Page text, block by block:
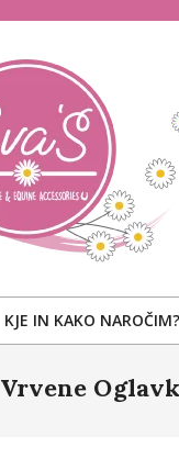
KJE IN KAKO NAROČIM?
Vrvene